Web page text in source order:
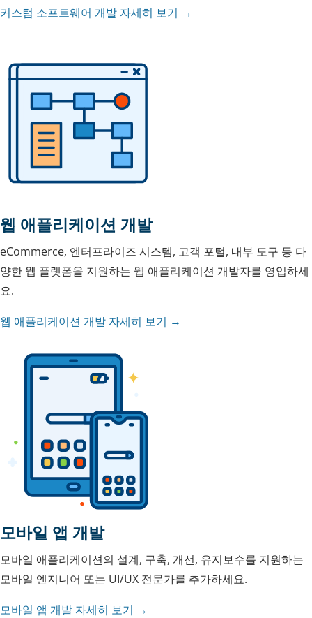
커스텀 소프트웨어 개발 자세히 보기 →
웹 애플리케이션 개발
eCommerce, 엔터프라이즈 시스템, 고객 포털, 내부 도구 등 다
양한 웹 플랫폼을 지원하는 웹 애플리케이션 개발자를 영입하세
요.
웹 애플리케이션 개발 자세히 보기 →
모바일 앱 개발
모바일 애플리케이션의 설계, 구축, 개선, 유지보수를 지원하는
모바일 엔지니어 또는 UI/UX 전문가를 추가하세요.
모바일 앱 개발 자세히 보기 →